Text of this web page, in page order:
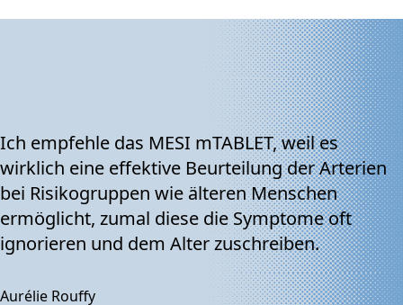
Ich empfehle das MESI mTABLET, weil es
wirklich eine effektive Beurteilung der Arterien
bei Risikogruppen wie älteren Menschen
ermöglicht, zumal diese die Symptome oft
ignorieren und dem Alter zuschreiben.
Aurélie Rouffy